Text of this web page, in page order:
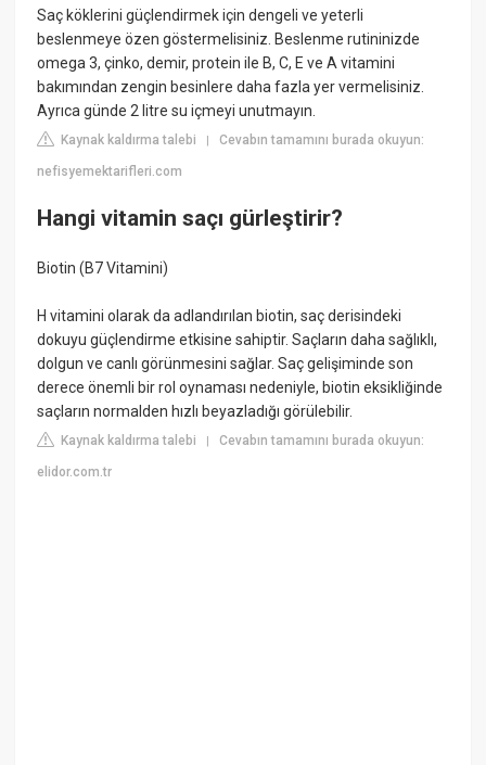
Saç köklerini güçlendirmek için dengeli ve yeterli
beslenmeye özen göstermelisiniz. Beslenme rutininizde
omega 3, çinko, demir, protein ile B, C, E ve A vitamini
bakımından zengin besinlere daha fazla yer vermelisiniz.
Ayrıca günde 2 litre su içmeyi unutmayın.
Kaynak kaldırma talebi |Cevabın tamamını burada okuyun:
nefisyemektarifleri.com
Hangi vitamin saçı gürleştirir?
Biotin (B7 Vitamini)
H vitamini olarak da adlandırılan biotin, saç derisindeki
dokuyu güçlendirme etkisine sahiptir. Saçların daha sağlıklı,
dolgun ve canlı görünmesini sağlar. Saç gelişiminde son
derece önemli bir rol oynaması nedeniyle, biotin eksikliğinde
saçların normalden hızlı beyazladığı görülebilir.
Kaynak kaldırma talebi |Cevabın tamamını burada okuyun:
elidor.com.tr